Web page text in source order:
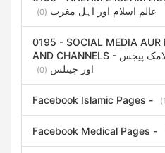
عالم اسلام اور اہل مغرب (0)
0195 - SOCIAL MEDIA AUR
AND CHANNELS - سوشل میڈیا اور اسلامک پیجس
اور چینلس (0)